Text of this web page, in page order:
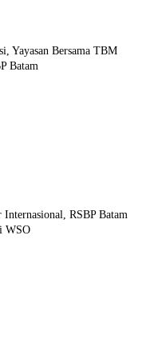
Yayasan Bersama TBM
Batam
Internasional, RSBP Batam
WSO